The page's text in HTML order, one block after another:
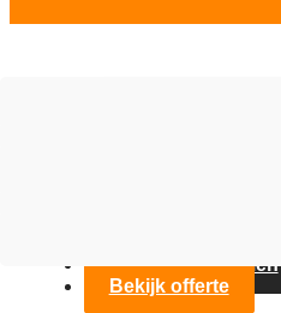
Contact opnemen
Bekijk offerte